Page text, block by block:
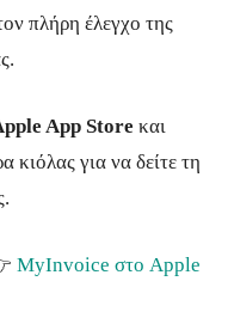
πλήρη έλεγχο της
App Store και
κιόλας για να δείτε τη
MyInvoice στο Apple